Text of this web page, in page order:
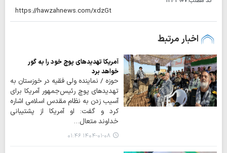
اخبار مرتبط
آمریکا تهدیدهای پوچ خود را به گور
خواهد برد
حوزه / نماینده ولی فقیه در خوزستان به
تهدیدهای پوچ رئیس‌جمهور آمریکا برای
آسیب زدن به نظام مقدس اسلامی اشاره
کرد و گفت: او آمریکا از پشتیبانی
خداوند متعال…
۱۴۰۴-۰۱-۰۸ ۰۱:۴۶